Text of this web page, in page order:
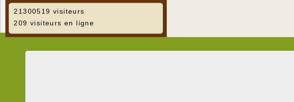
21300519 visiteurs
209 visiteurs en ligne